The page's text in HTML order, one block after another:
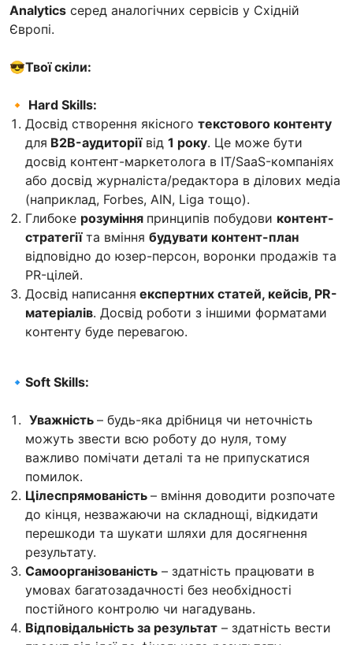
Analytics серед аналогічних сервісів у Східній
Європі.
😎Твої скіли:
🔸 Hard Skills:
Досвід створення якісного текстового контенту
для B2B-аудиторіївід 1 року. Це може бути
досвід контент-маркетолога в IT/SaaS-компаніях
або досвід журналіста/редактора в ділових медіа
(наприклад, Forbes, AIN, Liga тощо).
Глибоке розуміння принципів побудови контент-
стратегіїта вміння будувати контент-план
відповідно до юзер-персон, воронки продажів та
PR-цілей.
Досвід написання експертних статей, кейсів, PR-
матеріалів. Досвід роботи з іншими форматами
контенту буде перевагою.
🔹 Soft Skills:
Уважність – будь-яка дрібниця чи неточність
можуть звести всю роботу до нуля, тому
важливо помічати деталі та не припускатися
помилок.
Цілеспрямованість – вміння доводити розпочате
до кінця, незважаючи на складнощі, відкидати
перешкоди та шукати шляхи для досягнення
результату.
Самоорганізованість – здатність працювати в
умовах багатозадачності без необхідності
постійного контролю чи нагадувань.
Відповідальність за результат – здатність вести